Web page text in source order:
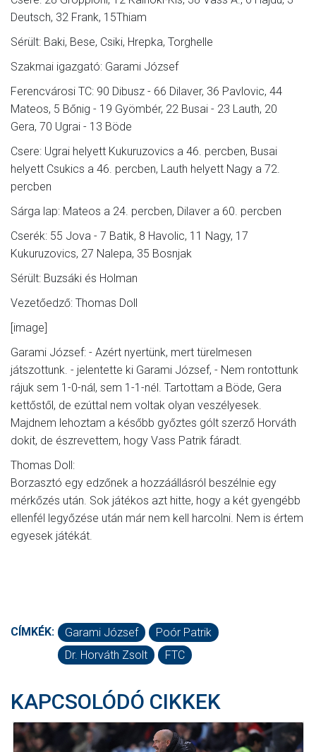
Deutsch, 32 Frank, 15Thiam
Sérült: Baki, Bese, Csiki, Hrepka, Torghelle
Szakmai igazgató: Garami József
Ferencvárosi TC: 90 Dibusz - 66 Dilaver, 36 Pavlovic, 44
Mateos, 5 Bőnig - 19 Gyömbér, 22 Busai - 23 Lauth, 20
Gera, 70 Ugrai - 13 Böde
Csere: Ugrai helyett Kukuruzovics a 46. percben, Busai
helyett Csukics a 46. percben, Lauth helyett Nagy a 72.
percben
Sárga lap: Mateos a 24. percben, Dilaver a 60. percben
Cserék: 55 Jova - 7 Batik, 8 Havolic, 11 Nagy, 17
Kukuruzovics, 27 Nalepa, 35 Bosnjak
Sérült: Buzsáki és Holman
Vezetőedző: Thomas Doll
[image]
Garami József: - Azért nyertünk, mert türelmesen
játszottunk. - jelentette ki Garami József, - Nem rontottunk
rájuk sem 1-0-nál, sem 1-1-nél. Tartottam a Böde, Gera
kettőstől, de ezúttal nem voltak olyan veszélyesek.
Majdnem lehoztam a később győztes gólt szerző Horváth
dokit, de észrevettem, hogy Vass Patrik fáradt.
Thomas Doll:
Borzasztó egy edzőnek a hozzáállásról beszélnie egy
mérkőzés után. Sok játékos azt hitte, hogy a két gyengébb
ellenfél legyőzése után már nem kell harcolni. Nem is értem
egyesek játékát.
CÍMKÉK: Garami József
Poór Patrik
Dr. Horváth Zsolt
FTC
KAPCSOLÓDÓ CIKKEK